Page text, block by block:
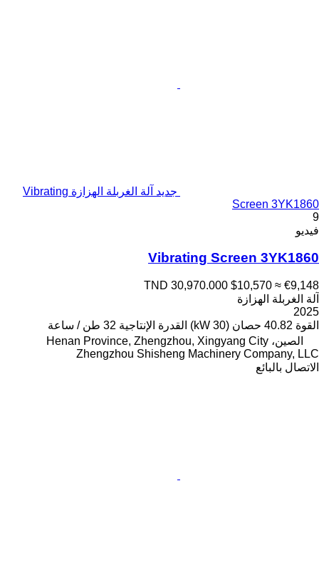
جديد آلة الغربلة الهزازة Vibrating
Screen 3YK1860
9
فيديو
Vibrating Screen 3YK1860
TND 30,970.000 $10,570 ≈ €9,148
آلة الغربلة الهزازة
2025
القوة 40.82 حصان (30 kW) القدرة الإنتاجية 32 طن / ساعة
الصين، Henan Province, Zhengzhou, Xingyang City
Zhengzhou Shisheng Machinery Company, LLC
الاتصال بالبائع